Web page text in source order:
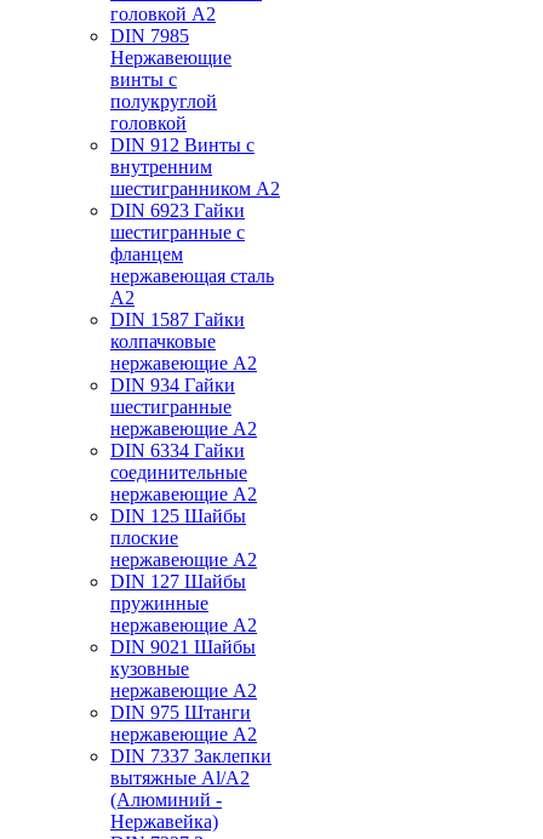
головкой А2
DIN 7985
Нержавеющие
винты с
полукруглой
головкой
DIN 912 Винты с
внутренним
шестигранником А2
DIN 6923 Гайки
шестигранные с
фланцем
нержавеющая сталь
А2
DIN 1587 Гайки
колпачковые
нержавеющие А2
DIN 934 Гайки
шестигранные
нержавеющие А2
DIN 6334 Гайки
соединительные
нержавеющие А2
DIN 125 Шайбы
плоские
нержавеющие А2
DIN 127 Шайбы
пружинные
нержавеющие А2
DIN 9021 Шайбы
кузовные
нержавеющие А2
DIN 975 Штанги
нержавеющие А2
DIN 7337 Заклепки
вытяжные Al/A2
(Алюминий -
Нержавейка)